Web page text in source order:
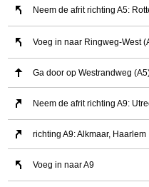
Neem de afrit richting A5:
Voeg in naar Ringweg-West
Ga door op Westrandweg
Neem de afrit richting A9:
richting A9: Alkmaar, Haarlem
Voeg in naar A9